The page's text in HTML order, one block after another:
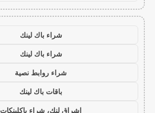
شراء باك لينك
شراء باك لينك
شراء روابط نصية
باقات باك لينك
اشراق لنك، شراء باكلينكات